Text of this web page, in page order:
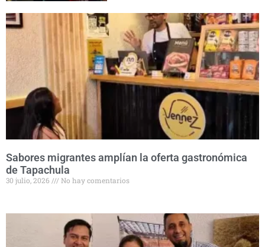
Sabores migrantes amplían la oferta gastronómica
de Tapachula
30 julio, 2026 No hay comentarios